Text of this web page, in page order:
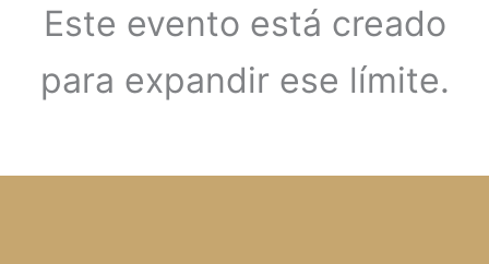
Este evento está creado
para expandir ese límite.